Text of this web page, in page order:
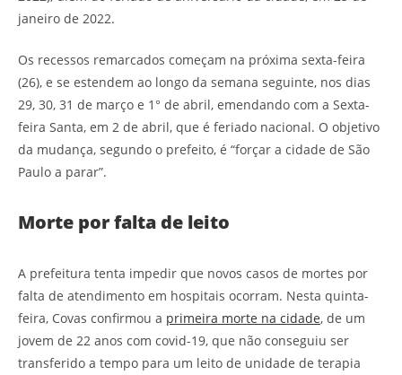
janeiro de 2022.
Os recessos remarcados começam na próxima sexta-feira
(26), e se estendem ao longo da semana seguinte, nos dias
29, 30, 31 de março e 1° de abril, emendando com a Sexta-
feira Santa, em 2 de abril, que é feriado nacional. O objetivo
da mudança, segundo o prefeito, é “forçar a cidade de São
Paulo a parar”.
Morte por falta de leito
A prefeitura tenta impedir que novos casos de mortes por
falta de atendimento em hospitais ocorram. Nesta quinta-
feira, Covas confirmou a primeira morte na cidade, de um
jovem de 22 anos com covid-19, que não conseguiu ser
transferido a tempo para um leito de unidade de terapia